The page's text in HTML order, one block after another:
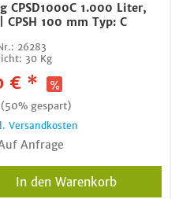
CPSD1000C 1.000 Liter,
CPSH 100 mm Typ: C
26283
30 Kg
€ *
(50% gespart)
Versandkosten
Anfrage
In den Warenkorb